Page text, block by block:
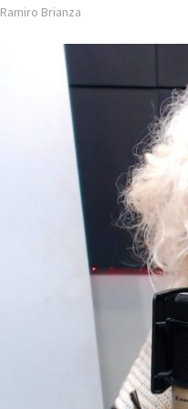
Ramiro Brianza